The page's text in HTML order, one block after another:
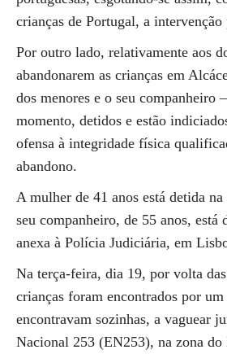
crianças de Portugal, a intervenção
Por outro lado, relativamente aos
abandonarem as crianças em
dos menores e o seu companheiro
momento, detidos e estão
ofensa à integridade física
abandono.
A mulher de 41 anos está detida
seu companheiro, de 55 anos, está
anexa à Polícia Judiciária, em
Na terça-feira, dia 19, por volta
crianças foram encontrados por
encontravam sozinhas, a vaguear
Nacional 253 (EN253), na zona